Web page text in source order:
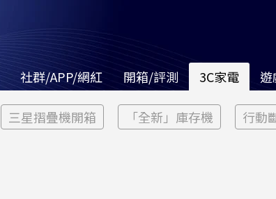
社群/APP/網紅 開箱/評測 3C家電
三星摺疊機開箱 「全新」庫存機 行動